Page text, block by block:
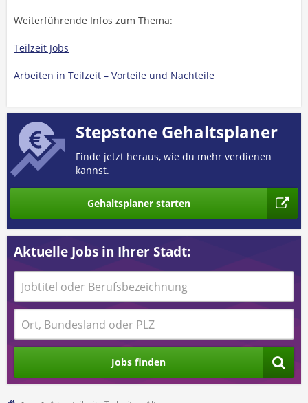
Weiterführende Infos zum Thema:
Teilzeit Jobs
Arbeiten in Teilzeit – Vorteile und Nachteile
Stepstone Gehaltsplaner
Finde jetzt heraus, wie du mehr verdienen
kannst.
Gehaltsplaner starten
Aktuelle Jobs in Ihrer Stadt:
Jobs finden